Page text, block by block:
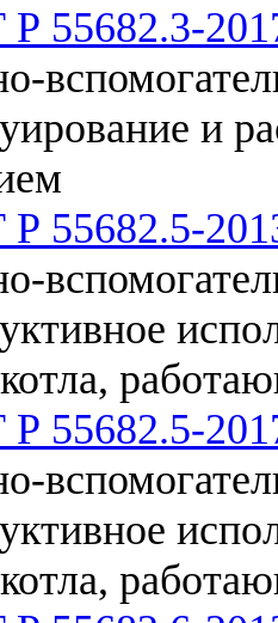
55682.3-
и
55682.5-
55682.5-